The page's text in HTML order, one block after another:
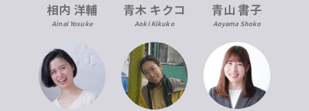
相内 洋輔
Ainai Yosuke
青木 キクコ
Aoki Kikuko
青山 書子
Aoyama Shoko